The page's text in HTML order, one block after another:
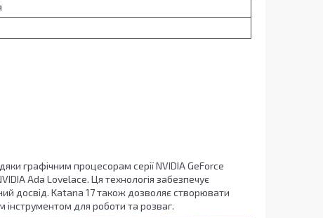
графічним процесорам серії NVIDIA GeForce
Ada Lovelace. Ця технологія забезпечує
досвід. Katana 17 також дозволяє створювати
для роботи та розваг.